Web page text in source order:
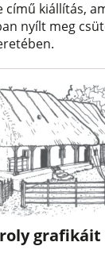
című kiállítás,
nyílt meg
grafikáit